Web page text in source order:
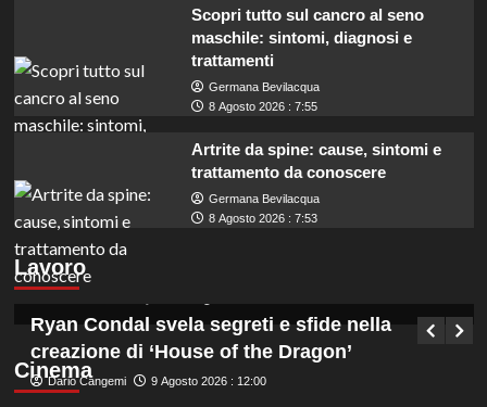
Scopri tutto sul cancro al seno
maschile: sintomi, diagnosi e
trattamenti
Germana Bevilacqua
8 Agosto 2026 : 7:55
Artrite da spine: cause, sintomi e
trattamento da conoscere
Germana Bevilacqua
8 Agosto 2026 : 7:53
Lavoro
Concorso a Molfetta: cercasi conducenti
scuolabus e accompagnatori per studenti.
Scopri di più!
Cinema
Ryan Condal svela segreti e sfide nella
creazione di ‘House of the Dragon’
Dario Cangemi 9 Agosto 2026 : 12:00